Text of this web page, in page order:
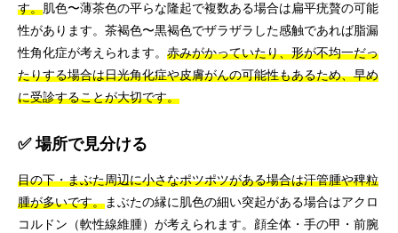
す。肌色〜薄茶色の平らな隆起で複数ある場合は扁平疣贅の可能
性があります。茶褐色〜黒褐色でザラザラした感触であれば脂漏
性角化症が考えられます。 赤みがかっていたり、形が不均一だっ
たりする場合は日光角化症や皮膚がんの可能性もあるため、早め
に受診することが大切です。
✅ 場所で見分ける
目の下・まぶた周辺に小さなポツポツがある場合は汗管腫や稗粒
腫が多いです。まぶたの縁に肌色の細い突起がある場合はアクロ
コルドン（軟性線維腫）が考えられます。顔全体・手の甲・前腕